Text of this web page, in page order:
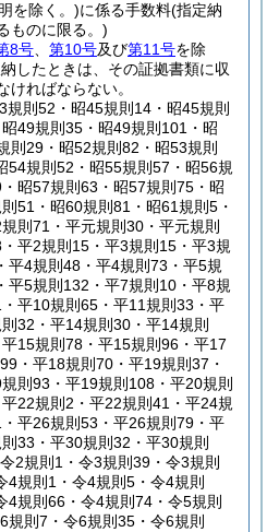
を除く。)に係る手数料(指定納
ものに限る。)
8号 第10号及び第11号を除
したときは、その証拠書類に収
ければならない。
則52・昭45規則14・昭45規則
49規則35・昭49規則101・昭
則29・昭52規則82・昭53規則
54規則52・昭55規則57・昭56規
昭57規則63・昭57規則75・昭
51・昭60規則81・昭61規則5・
則71・平元規則30・平元規則
平2規則15・平3規則15・平3規
平4規則48・平4規則73・平5規
平5規則132・平7規則10・平8規
平10規則65・平11規則33・平
32・平14規則30・平14規則
15規則78・平15規則96・平17
・平18規則70・平19規則37・
則93・平19規則108・平20規則
22規則2・平22規則41・平24規
平26規則53・平26規則79・平
33・平30規則32・平30規則
2規則1・令3規則39・令3規則
4規則1・令4規則5・令4規則
4規則66・令4規則74・令5規則
規則7・令6規則35・令6規則